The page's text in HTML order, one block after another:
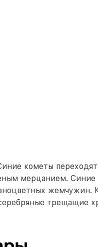
кометы
мерцанием. Синие
жемчужин.
трещащие